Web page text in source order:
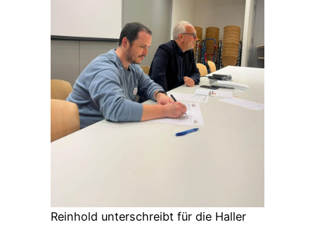
Reinhold unterschreibt für die Haller